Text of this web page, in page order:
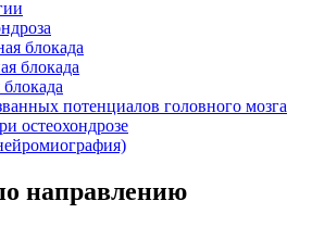
блокада
блокада
потенциалов головного мозга
остеохондрозе
направлению